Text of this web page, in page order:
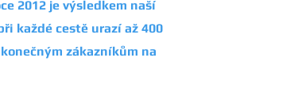
2012 je výsledkem naší
každé cestě urazí až 400
zákazníkům na